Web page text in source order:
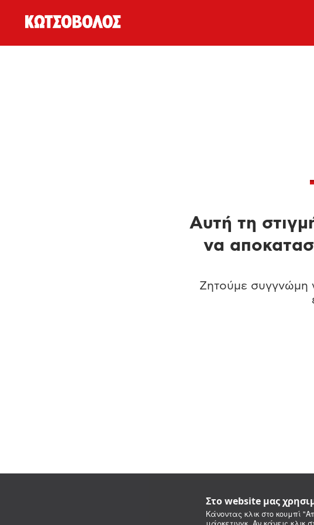
Στο website μας
Κάνοντας κλικ στο κουμπί
Αυτή τη
να
Ζητούμε συγγνώμη